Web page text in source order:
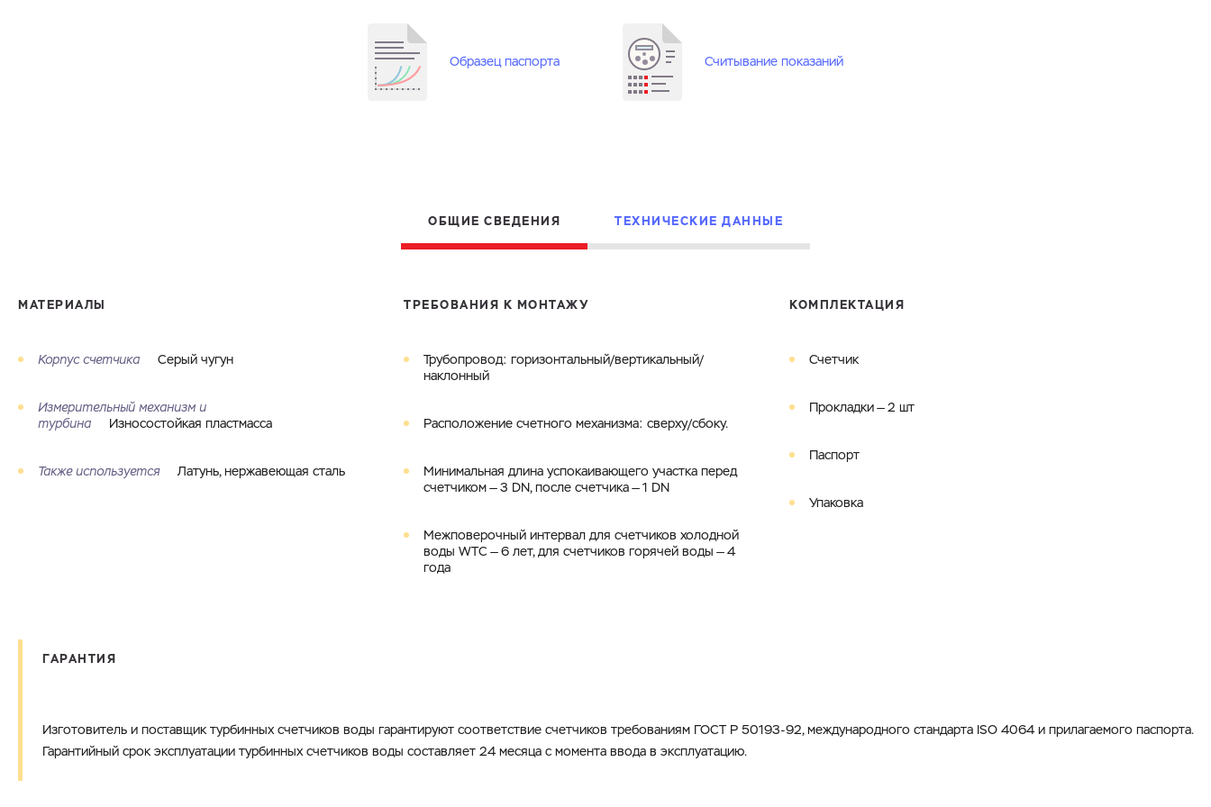
Номер телефона
Файл с реквизитами огранизации (любой формат, макс. 20
Образец паспорта Считывание показаний
ОБЩИЕ СВЕДЕНИЯ ТЕХНИЧЕСКИЕ ДАННЫЕ
МАТЕРИАЛЫ
Корпус счетчика Серый чугун
Измерительный механизм и
турбина
Износостойкая пластмасса
Также используется Латунь, нержавеющая сталь
ТРЕБОВАНИЯ К МОНТАЖУ
Трубопровод: горизонтальный/вертикальный/
наклонный
Расположение счетного механизма: сверху/сбоку.
Минимальная длина успокаивающего участка перед
счетчиком — 3 DN, после счетчика — 1 DN
Межповерочный интервал для счетчиков холодной
воды WTC — 6 лет, для счетчиков горячей воды — 4
года
КОМПЛЕКТАЦИЯ
Счетчик
Прокладки — 2 шт
Паспорт
Упаковка
ГАРАНТИЯ
Изготовитель и поставщик турбинных счетчиков воды гарантируют соответствие счетчиков требованиям ГОСТ Р 50193-92, международного стандарта ISO 4064 и прилагаемого паспорта.
Гарантийный срок эксплуатации турбинных счетчиков воды составляет 24 месяца с момента ввода в эксплуатацию.